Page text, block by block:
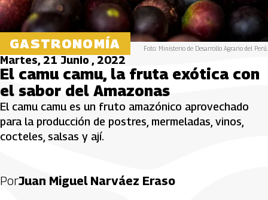
GASTRONOMÍA Foto: Ministerio de Desarrollo Agrario del Perú.
Martes, 21 Junio , 2022
El camu camu, la fruta exótica con
el sabor del Amazonas
El camu camu es un fruto amazónico aprovechado
para la producción de postres, mermeladas, vinos,
cocteles, salsas y ají.
PorJuan Miguel Narváez Eraso